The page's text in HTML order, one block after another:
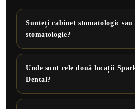
Sunteți cabinet stomatologic
stomatologie?
Unde sunt cele două locații
Dental?